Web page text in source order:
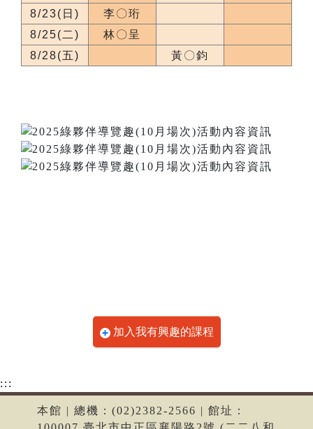
8/23(日)
李〇珩
8/25(二)
林〇呈
8/28(五)
黃〇鈞
加入我有興趣的課程
:::
本館 | 總機：(02)2382-2566 | 館址：